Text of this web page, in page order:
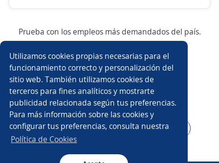
Utilizamos cookies propias necesarias para el
funcionamiento correcto y personalización del
sitio web. También utilizamos cookies de
terceros para fines analíticos y mostrarte
publicidad relacionada según tus preferencias.
Para más información sobre las cookies y
configurar tus preferencias, consulta nuestra
Política de Cookies
Prueba con los empleos más demandados del país.
Asesor/a comercial Asesor/a comercial freelance
Producción Ejecutivo/a comercial
Auxiliar de almacén Asesor/a telefónico
Asesor/a servicio al cliente Auxiliar administrativo/a
Auxiliar de cocina Conductor/a